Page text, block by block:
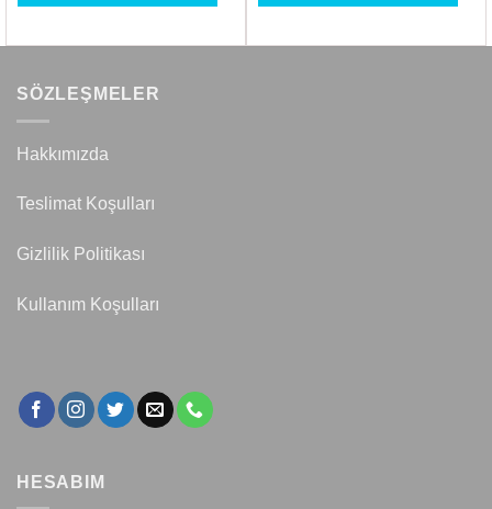
SÖZLEŞMELER
Hakkımızda
Teslimat Koşulları
Gizlilik Politikası
Kullanım Koşulları
HESABIM